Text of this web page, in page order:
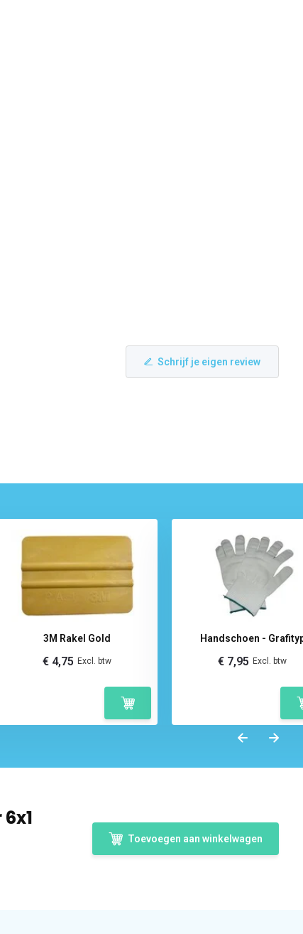
Schrijf je eigen review
3M Rakel Gold
€ 4,75 Excl. btw
Handschoen -
€ 7,95 Excl. btw
Toevoegen aan winkelwagen